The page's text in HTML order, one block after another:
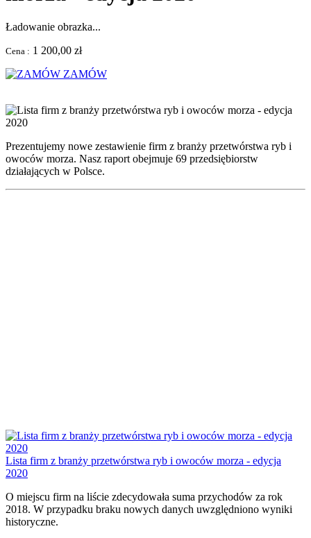
Ładowanie obrazka...
Cena : 1 200,00 zł
ZAMÓW
Prezentujemy nowe zestawienie firm z branży przetwórstwa ryb i
owoców morza. Nasz raport obejmuje 69 przedsiębiorstw
działających w Polsce.
Lista firm z branży przetwórstwa ryb i owoców morza - edycja
2020
O miejscu firm na liście zdecydowała suma przychodów za rok
2018. W przypadku braku nowych danych uwzględniono wyniki
historyczne.